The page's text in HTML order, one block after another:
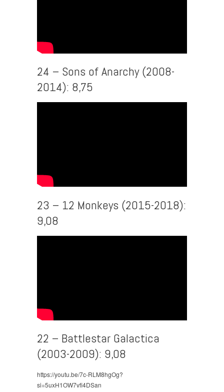
24 – Sons of Anarchy (2008-
2014): 8,75
23 – 12 Monkeys (2015-2018):
9,08
22 – Battlestar Galactica
(2003-2009): 9,08
https://youtu.be/7c-RLM8hgOg?
si=5uxH1OW7vfi4DSan